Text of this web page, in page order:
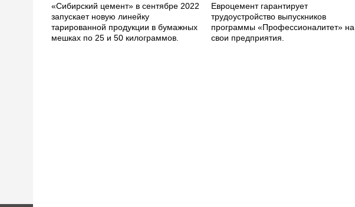
«Сибирский цемент» в сентябре 2022
запускает новую линейку
тарированной продукции в бумажных
мешках по 25 и 50 килограммов.
Евроцемент гарантирует
трудоустройство выпускников
программы «Профессионалитет» на
свои предприятия.